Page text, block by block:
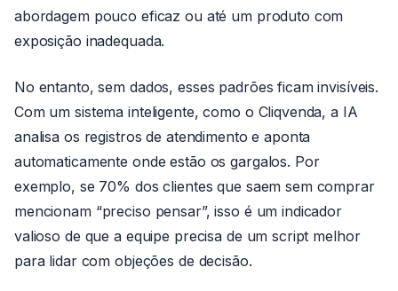
abordagem pouco eficaz ou até um produto com
exposição inadequada.
No entanto, sem dados, esses padrões ficam invisíveis.
Com um sistema inteligente, como o Cliqvenda, a IA
analisa os registros de atendimento e aponta
automaticamente onde estão os gargalos. Por
exemplo, se 70% dos clientes que saem sem comprar
mencionam “preciso pensar”, isso é um indicador
valioso de que a equipe precisa de um script melhor
para lidar com objeções de decisão.